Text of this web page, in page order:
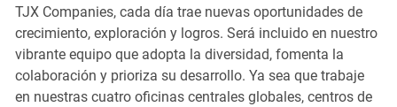
TJX Companies, cada día trae nuevas oportunidades de
crecimiento, exploración y logros. Será incluido en nuestro
vibrante equipo que adopta la diversidad, fomenta la
colaboración y prioriza su desarrollo. Ya sea que trabaje
en nuestras cuatro oficinas centrales globales, centros de